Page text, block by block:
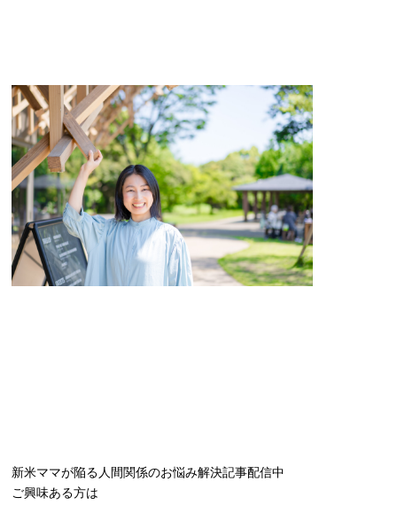
新米ママが陥る人間関係のお悩み解決記事配信中
ご興味ある方は